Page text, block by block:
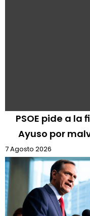
PSOE pide a
Ayuso por
7 Agosto 2026